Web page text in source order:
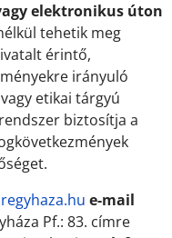
elektronikus úton
tehetik meg
érintő,
irányuló
etikai tárgyú
biztosítja a
e-mail
Pf.: 83. címre